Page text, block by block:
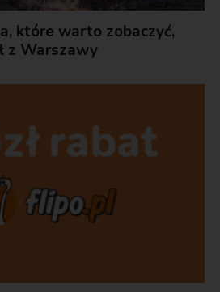
które warto zobaczyć,
z Warszawy